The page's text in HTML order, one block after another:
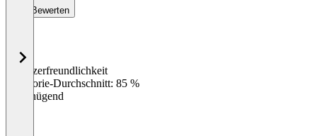
Bewerten
Benutzerfreundlichkeit
Kategorie-Durchschnitt: 85 %
Ungenügend